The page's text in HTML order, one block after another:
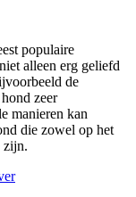
populaire
alleen erg geliefd
de
zeer
manieren kan
die zowel op het
zijn.